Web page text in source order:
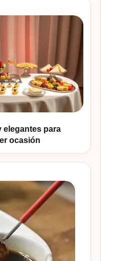
elegantes para
ocasión